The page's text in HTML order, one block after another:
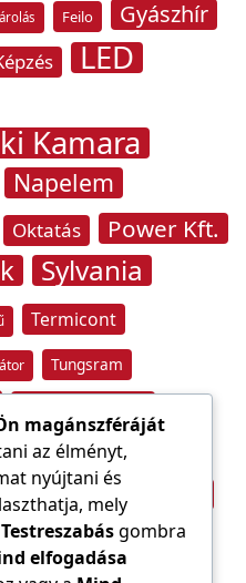
Feilo Gyászhír
LED
Kamara
Napelem
Oktatás Power Kft.
Sylvania
Termicont
Tungsram
Áramfogyasztás
átviteli hálózat
magánszféráját
az élményt,
nyújtani és
mely
Testreszabásgombra
elfogadása